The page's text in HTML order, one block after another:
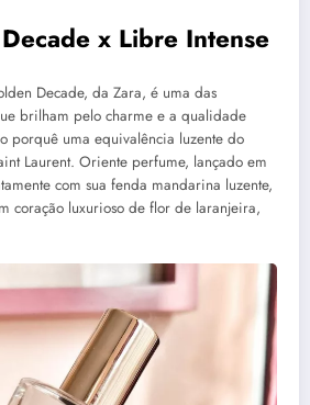
x Libre Intense
Decade, da Zara, é uma das
brilham pelo charme e a qualidade
porquê uma equivalência luzente do
Laurent. Oriente perfume, lançado em
com sua fenda mandarina luzente,
coração luxurioso de flor de laranjeira,